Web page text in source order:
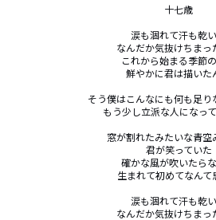
十七歳
涙も涸れて汗も乾
なんだか気抜けちまっ
これから始まる季節
鮮やかに君は描いた
そう僕はこんなにも何も足り
もう少し立派な人になっ
窓が割れたみたいな青空
君が笑っていた
確かな風が吹いたら
生まれて初めてなんて
涙も涸れて汗も乾
なんだか気抜けちまっ